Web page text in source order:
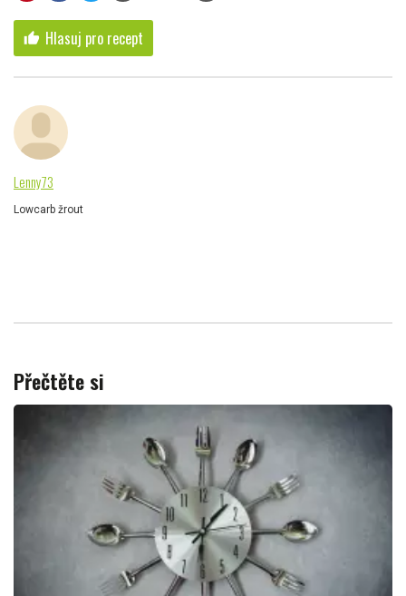
thumb_up Hlasuj pro recept
Lenny73
Lowcarb žrout
Přečtěte si